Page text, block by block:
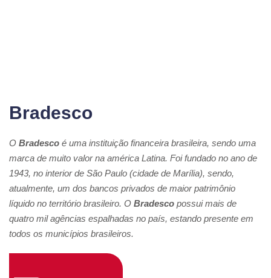
Bradesco
O Bradesco é uma instituição financeira brasileira, sendo uma
marca de muito valor na américa Latina. Foi fundado no ano de
1943, no interior de São Paulo (cidade de Marília), sendo,
atualmente, um dos bancos privados de maior patrimônio
líquido no território brasileiro. O Bradesco possui mais de
quatro mil agências espalhadas no país, estando presente em
todos os municípios brasileiros.